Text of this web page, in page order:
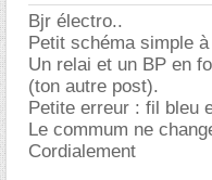
Bjr électro..
Petit schéma simple
Un relai et un BP en
(ton autre post).
Petite erreur : fil bleu
Le commum ne
Cordialement